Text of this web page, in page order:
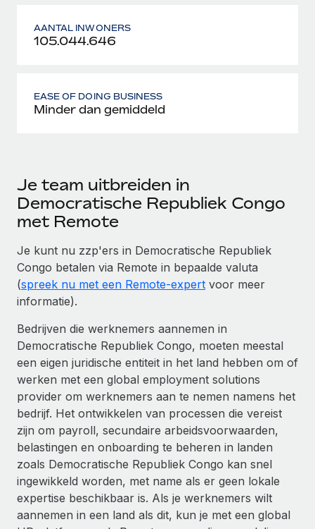
AANTAL INWONERS
105.044.646
EASE OF DOING BUSINESS
Minder dan gemiddeld
Je team uitbreiden in
Democratische Republiek Congo
met Remote
Je kunt nu zzp'ers in Democratische Republiek
Congo betalen via Remote in bepaalde valuta
(spreek nu met een Remote-expert voor meer
informatie).
Bedrijven die werknemers aannemen in
Democratische Republiek Congo, moeten meestal
een eigen juridische entiteit in het land hebben om of
werken met een global employment solutions
provider om werknemers aan te nemen namens het
bedrijf. Het ontwikkelen van processen die vereist
zijn om payroll, secundaire arbeidsvoorwaarden,
belastingen en onboarding te beheren in landen
zoals Democratische Republiek Congo kan snel
ingewikkeld worden, met name als er geen lokale
expertise beschikbaar is. Als je werknemers wilt
aannemen in een land als dit, kun je met een global